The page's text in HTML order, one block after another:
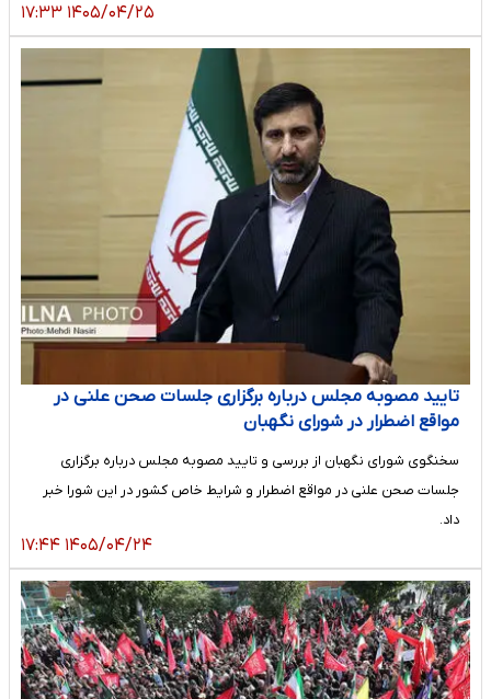
۱۴۰۵/۰۴/۲۵ ۱۷:۳۳
تایید مصوبه مجلس درباره برگزاری جلسات صحن علنی در
مواقع اضطرار در شورای نگهبان
سخنگوی شورای نگهبان از بررسی و تایید مصوبه مجلس درباره برگزاری
جلسات صحن علنی در مواقع اضطرار و شرایط خاص کشور در این شورا خبر
داد.
۱۴۰۵/۰۴/۲۴ ۱۷:۴۴